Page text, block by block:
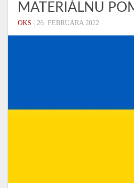
MATERIÁLNU
OKS 26. FEBRUÁRA 2022